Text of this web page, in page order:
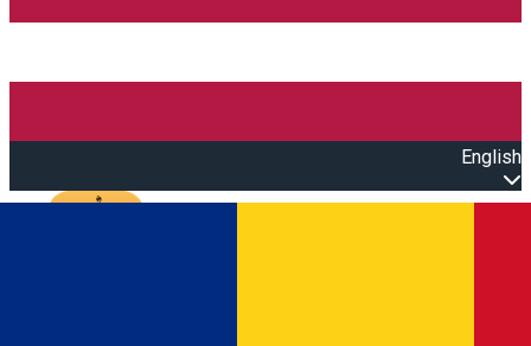
English